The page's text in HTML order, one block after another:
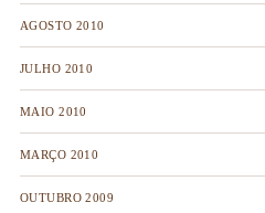
AGOSTO 2010
JULHO 2010
MAIO 2010
MARÇO 2010
OUTUBRO 2009